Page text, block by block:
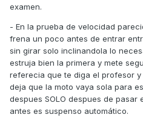
examen.
- En la prueba de velocidad
frena un poco antes de entrar
sin girar solo inclinandola lo
estruja bien la primera y mete
referecia que te diga el profesor
deja que la moto vaya sola para
despues SOLO despues de pasar
antes es suspenso automático.